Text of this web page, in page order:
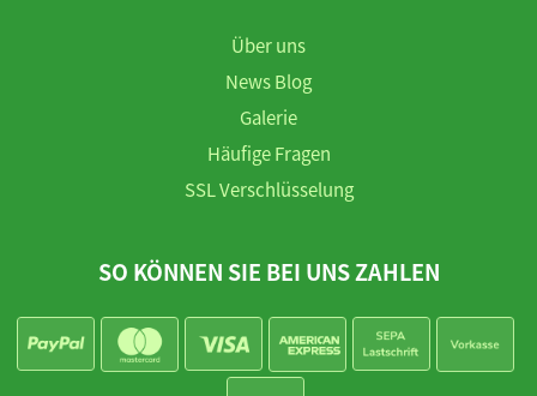
Über uns
News Blog
Galerie
Häufige Fragen
SSL Verschlüsselung
SO KÖNNEN SIE BEI UNS ZAHLEN